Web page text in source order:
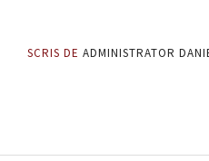
SCRIS DE ADMINISTRATOR